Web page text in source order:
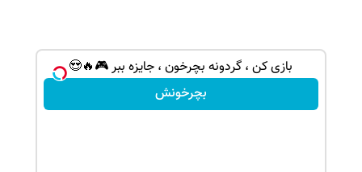
بازی کن ، گردونه بچرخون ، جایزه ببر 🎮🔥😍
بچرخونش